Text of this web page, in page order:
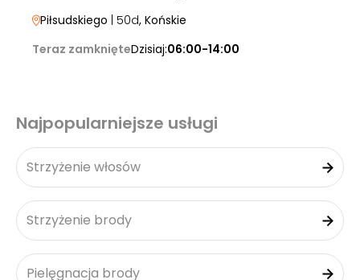
Piłsudskiego | 50d, Końskie
Teraz zamknięteDzisiaj:06:00-14:00
Najpopularniejsze usługi
Strzyżenie włosów
Strzyżenie brody
Pielęgnacja brody